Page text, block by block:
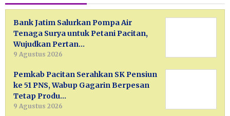
Bank Jatim Salurkan Pompa Air
Tenaga Surya untuk Petani Pacitan,
Wujudkan Pertan…
9 Agustus 2026
Pemkab Pacitan Serahkan SK Pensiun
ke 51 PNS, Wabup Gagarin Berpesan
Tetap Produ…
9 Agustus 2026